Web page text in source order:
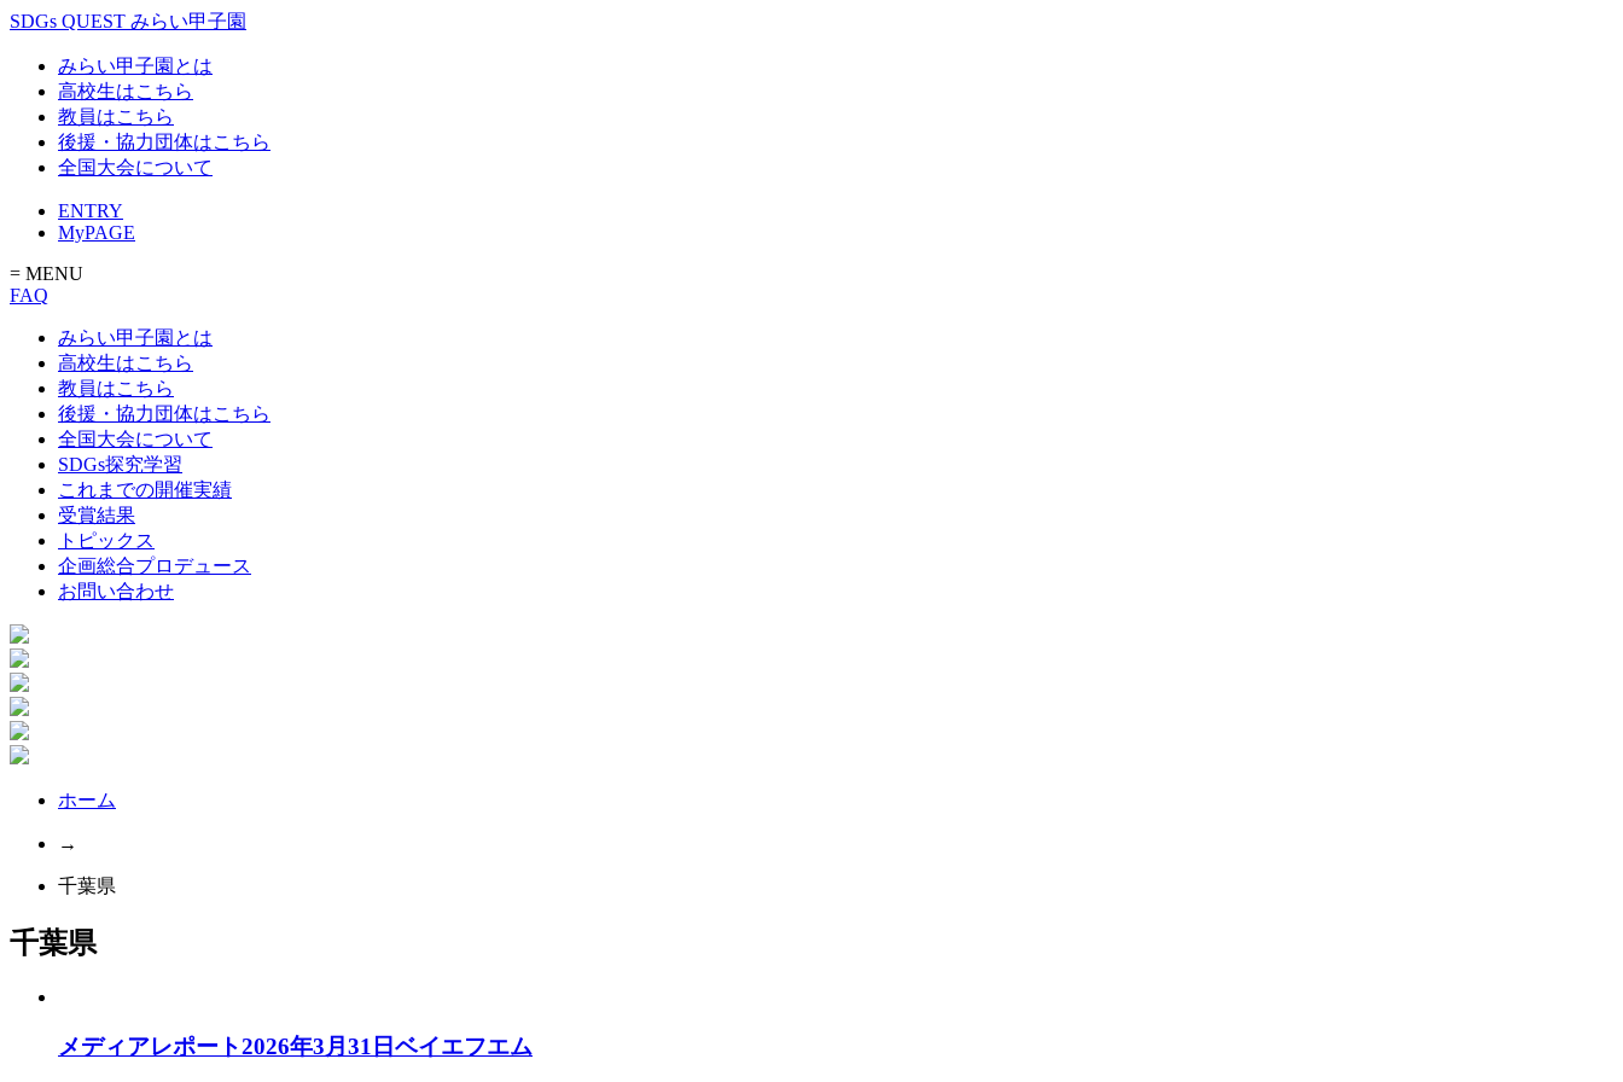
SDGs QUEST みらい甲子園
みらい甲子園とは
高校生はこちら
教員はこちら
後援・協力団体はこちら
全国大会について
ENTRY
MyPAGE
= MENU
FAQ
みらい甲子園とは
高校生はこちら
教員はこちら
後援・協力団体はこちら
全国大会について
SDGs探究学習
これまでの開催実績
受賞結果
トピックス
企画総合プロデュース
お問い合わせ
ホーム
→
千葉県
千葉県
メディアレポート2026年3月31日ベイエフエム